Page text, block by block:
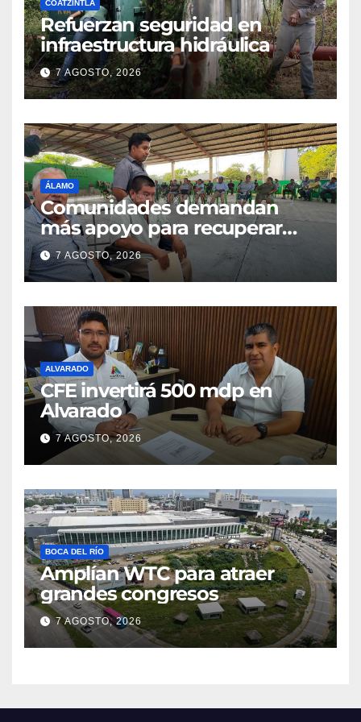
7 AGOSTO, 2026
Comunidades demandan
más apoyo para recuperar
parcelas
7 AGOSTO, 2026
CFE invertirá 500 mdp en
Alvarado
7 AGOSTO, 2026
Amplían WTC para atraer
grandes congresos
7 AGOSTO, 2026